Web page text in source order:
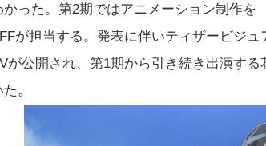
かった。第2期ではアニメーション制作を
が担当する。発表に伴いティザービジュ
が公開され、第1期から引き続き出演す
。